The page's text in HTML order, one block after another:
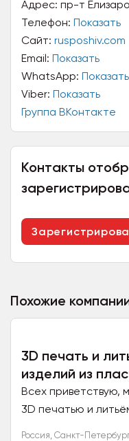
Адрес: пр-т
Телефон: Показать
Сайт: rusposhiv.com
Email: Показать
WhatsApp: Показать
Viber: Показать
Группа ВКонтакте
Контакты
Похожие
3D печать и
изделий из
Всех приветствую,
3D печатью и
Россия, Санкт-